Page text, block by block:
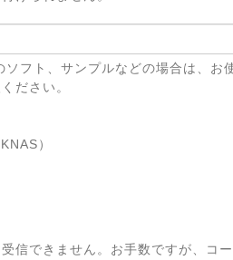
フト、サンプルなどの場合は、お
ださい。
）
信できません。お手数ですが、コ